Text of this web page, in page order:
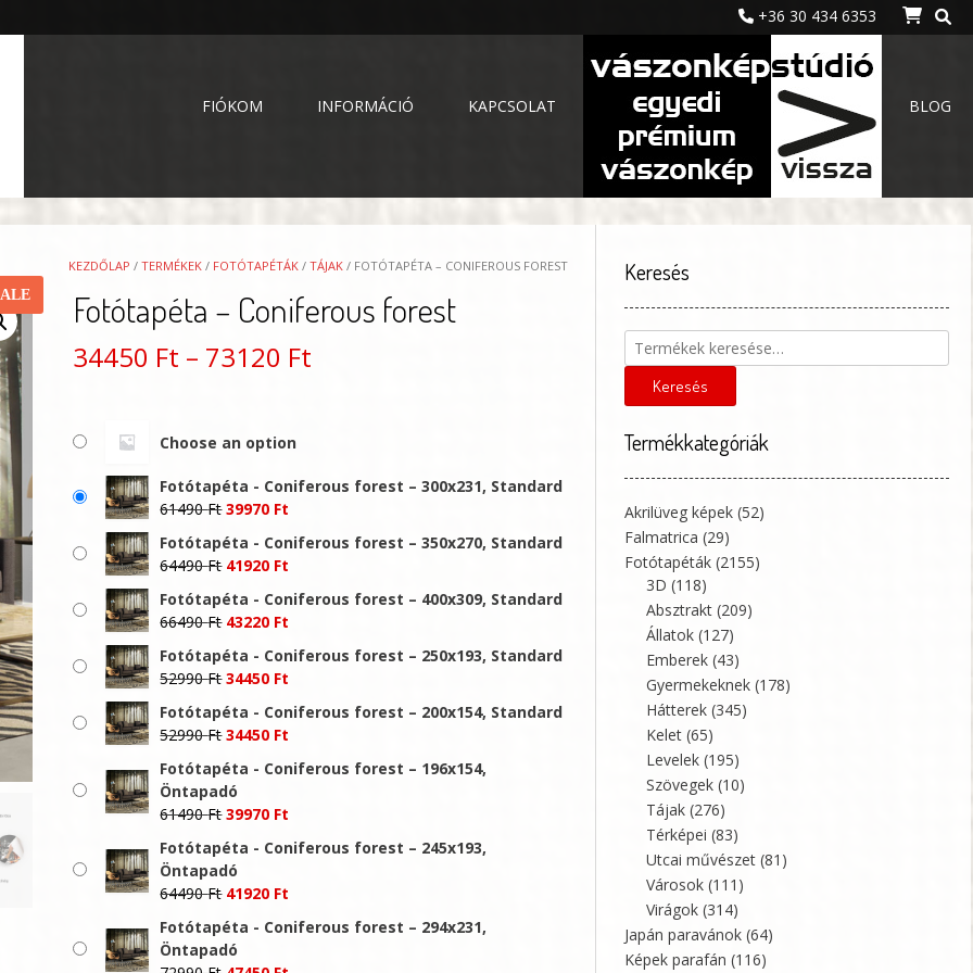
+36 30 434 6353
FIÓKOM INFORMÁCIÓ KAPCSOLAT BLOG
KEZDŐLAP / TERMÉKEK / FOTÓTAPÉTÁK / TÁJAK / FOTÓTAPÉTA – CONIFEROUS FOREST
Fotótapéta – Coniferous forest
34450 Ft – 73120 Ft
73120 Ft
Choose an option
Fotótapéta - Coniferous forest – 300x231, Standard
61490FtOriginal
was:
61490 Ft.
39970 Ft
is:
Fotótapéta - Coniferous forest – 350x270, Standard
64490Ft Original
was:
64490 Ft.
41920 Ft
is:
Fotótapéta - Coniferous forest – 400x309, Standard
66490Ft Original
was:
66490 Ft.
43220 Ft
is:
Fotótapéta - Coniferous forest – 250x193, Standard
52990FtOriginal
was:
52990 Ft.
34450 Ft
is:
Fotótapéta - Coniferous forest – 200x154, Standard
52990FtOriginal
was:
52990 Ft.
34450 Ft
is:
Fotótapéta - Coniferous forest – 196x154,
Öntapadó
61490FtOriginal
was:
61490 Ft.
39970 Ft
is:
Fotótapéta - Coniferous forest – 245x193,
Öntapadó
64490Ft Original
was:
64490 Ft.
41920 Ft
is:
Fotótapéta - Coniferous forest – 294x231,
Öntapadó
Keresés
Keresés
a
következőre:
Keresés
Termékkategóriák
Akrilüveg képek (52)
Falmatrica (29)
Fotótapéták (2155)
3D (118)
Absztrakt (209)
Állatok (127)
Emberek (43)
Gyermekeknek (178)
Hátterek (345)
Kelet (65)
Levelek (195)
Szövegek (10)
Tájak (276)
Térképei (83)
Utcai művészet (81)
Városok (111)
Virágok (314)
Japán paravánok (64)
Képek parafán (116)